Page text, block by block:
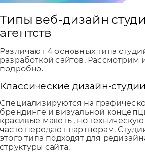
Типы веб-дизайн
агентств
Различают 4 основных типа
разработкой сайтов. Рассмотрим
подробно.
Классические дизайн-студии
Специализируются на
брендинге и визуальной
красивые макеты, но
часто передают партнерам.
этого типа подходят для
структуры сайта.